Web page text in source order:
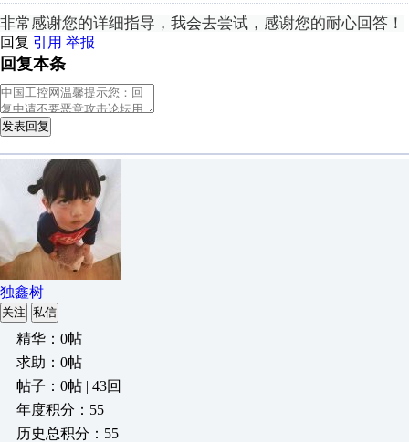
非常感谢您的详细指导，我会去尝试，感谢您的耐心回答！
回复 引用 举报
回复本条
发表回复
独鑫树
关注 私信
精华：0帖
求助：0帖
帖子：0帖 | 43回
年度积分：55
历史总积分：55